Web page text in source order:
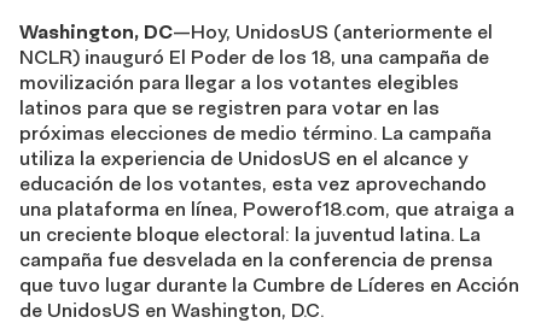
Washington, DC—Hoy, UnidosUS (anteriormente el
NCLR) inauguró El Poder de los 18, una campaña de
movilización para llegar a los votantes elegibles
latinos para que se registren para votar en las
próximas elecciones de medio término. La campaña
utiliza la experiencia de UnidosUS en el alcance y
educación de los votantes, esta vez aprovechando
una plataforma en línea, Powerof18.com, que atraiga a
un creciente bloque electoral: la juventud latina. La
campaña fue desvelada en la conferencia de prensa
que tuvo lugar durante la Cumbre de Líderes en Acción
de UnidosUS en Washington, D.C.